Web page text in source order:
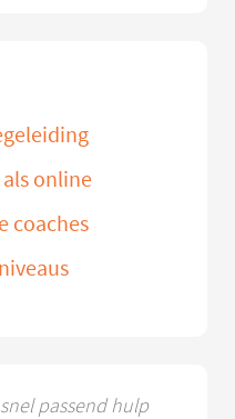
online
coaches
passend hulp